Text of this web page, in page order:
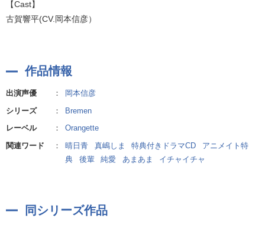
デートや、ハプニングお泊り（！）、仮初の恋人だったはずなの
持ちがあって…。
まりません♡
ワンコ後輩がオオカミさんになってしまうようなお声のギャップに
もご注目ください！！
二人の恋はどうなっちゃうの！？ご自身のお耳でお確かめください
さらに★
アニメイト限定盤全5巻連動購入特典音源付き・まとめ買いパックは
【Cast】
古賀響平(CV.岡本信彦）
作品情報
出演声優 ：
岡本信彦
シリーズ
：
Bremen
レーベル
：
Orangette
関連ワード
： 晴日青 真嶋しま 特典付きドラマCD
アニメイト特
典
後輩 純愛 あまあま イチャイチャ
同シリーズ作品